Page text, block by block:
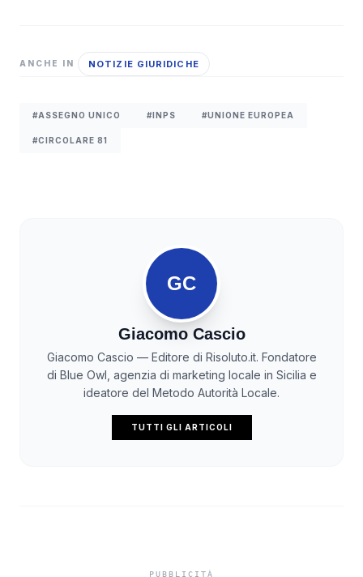
ANCHE IN NOTIZIE GIURIDICHE
#ASSEGNO UNICO #INPS #UNIONE EUROPEA
#CIRCOLARE 81
GC
Giacomo Cascio
Giacomo Cascio — Editore di Risoluto.it. Fondatore
di Blue Owl, agenzia di marketing locale in Sicilia e
ideatore del Metodo Autorità Locale.
TUTTI GLI ARTICOLI